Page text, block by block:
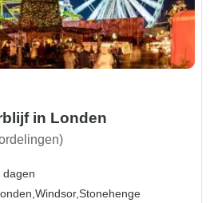
in Londen
dagen
Windsor,Stonehenge